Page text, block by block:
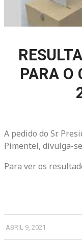
PARA O
A pedido do Sr.
Pimentel, divulga-
Para ver os
ABRIL 9, 2021